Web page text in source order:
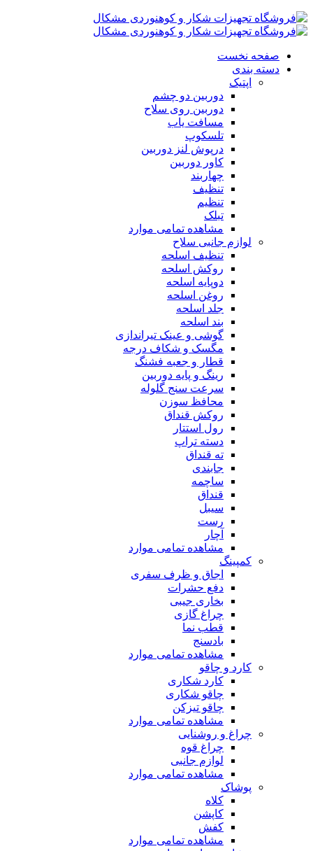
صفحه نخست
دسته بندی
اپتیک
دوربین دو چشم
دوربین روی سلاح
مسافت یاب
تلسکوپ
درپوش لنز دوربین
کاور دوربین
چهاربند
تنظیف
تنظیم
تبلک
مشاهده تمامی موارد
لوازم جانبی سلاح
تنظیف اسلحه
روکش اسلحه
دوپایه اسلحه
روغن اسلحه
جلد اسلحه
بند اسلحه
گوشی و عینک تیراندازی
مگسک و شکاف درجه
قطار و جعبه فشنگ
رینگ و پایه دوربین
سرعت سنج گلوله
محافظ سوزن
روکش قنداق
رول استتار
دسته تراپ
ته قنداق
جابندی
ساچمه
قنداق
سیبل
رست
آچار
مشاهده تمامی موارد
کمپینگ
اجاق و ظرف سفری
دفع حشرات
بخاری جیبی
چراغ گازی
قطب نما
بادسنج
مشاهده تمامی موارد
کارد و چاقو
کارد شکاری
چاقو شکاری
چاقو تیزکن
مشاهده تمامی موارد
چراغ و روشنایی
چراغ قوه
لوازم جانبی
مشاهده تمامی موارد
پوشاک
کلاه
کاپشن
کفش
مشاهده تمامی موارد